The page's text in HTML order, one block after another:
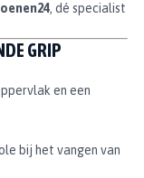
, dé specialist
GRIP
en een
bij het vangen van